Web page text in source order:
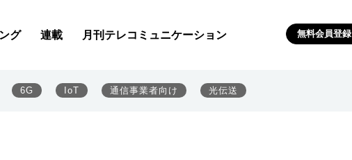
グ 連載 月刊テレコミュニケーション 無料会員登録
6G IoT 通信事業者向け 光伝送